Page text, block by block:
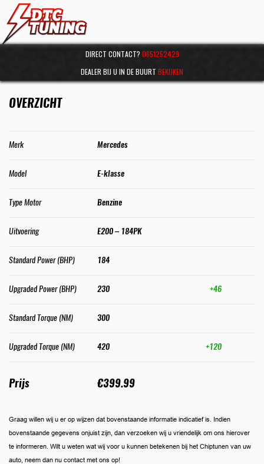
DIRECT CONTACT? 0651252429
DEALER BIJ U IN DE BUURT BEKIJKEN
OVERZICHT
Merk Mercedes
Model E-klasse
Type Motor Benzine
Uitvoering E200 – 184PK
Standard Power (BHP) 184
Upgraded Power (BHP) 230 +46
Standard Torque (NM) 300
Upgraded Torque (NM) 420 +120
Prijs €399.99
Graag willen wij u er op wijzen dat bovenstaande informatie indicatief is. Indien
bovenstaande gegevens onjuist zijn, dan verzoeken wij u vriendelijk om ons hierover
te informeren. Wilt u weten wat wij voor u kunnen betekenen bij het Chiptunen van uw
auto, neem dan nu contact met ons op!